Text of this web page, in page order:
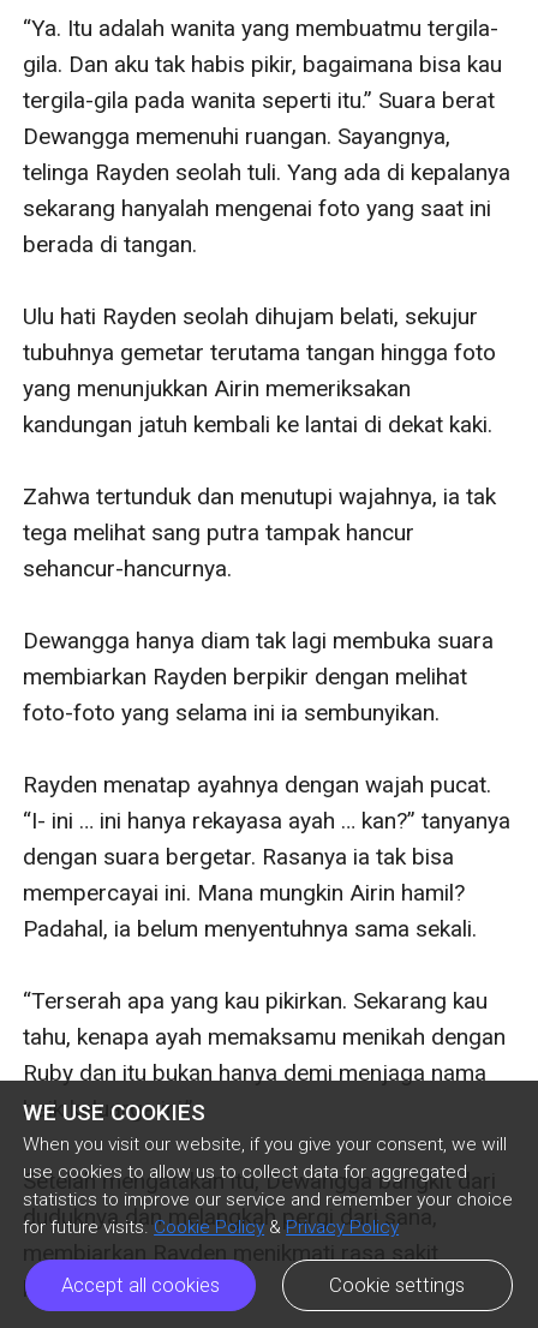
WE USE COOKIES
When you visit our website, if you give your consent, we will
use cookies to allow us to collect data for aggregated
statistics to improve our service and remember your choice
for future visits. Cookie Policy & Privacy Policy
Accept all cookies Cookie settings